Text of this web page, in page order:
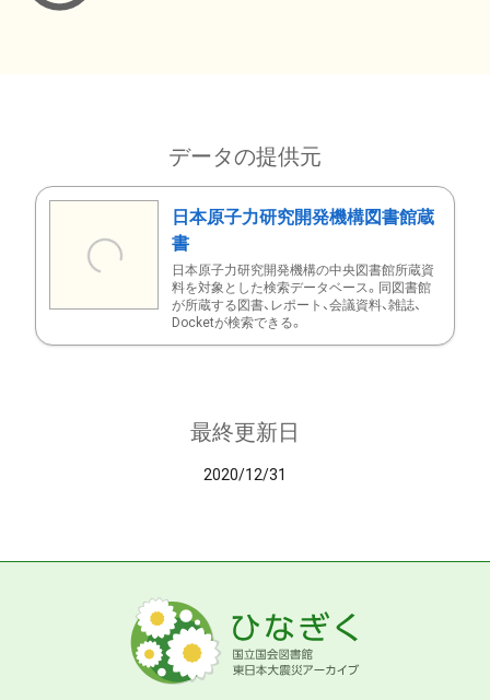
データの提供元
日本原子力研究開発機構図書館蔵
書
日本原子力研究開発機構の中央図書館所蔵資
料を対象とした検索データベース。同図書館
が所蔵する図書、レポート、会議資料、雑誌、
Docketが検索できる。
最終更新日
2020/12/31